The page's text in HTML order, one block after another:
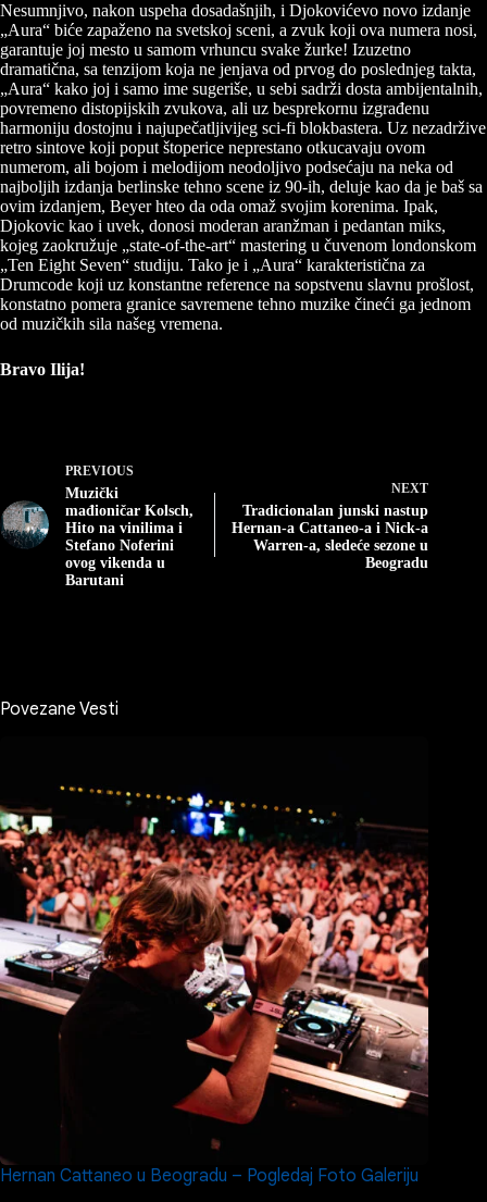
Nesumnjivo, nakon uspeha dosadašnjih, i Djokovićevo novo izdanje
„Aura“ biće zapaženo na svetskoj sceni, a zvuk koji ova numera nosi,
garantuje joj mesto u samom vrhuncu svake žurke! Izuzetno
dramatična, sa tenzijom koja ne jenjava od prvog do poslednjeg takta,
„Aura“ kako joj i samo ime sugeriše, u sebi sadrži dosta ambijentalnih,
povremeno distopijskih zvukova, ali uz besprekornu izgrađenu
harmoniju dostojnu i najupečatljivijeg sci-fi blokbastera. Uz nezadržive
retro sintove koji poput štoperice neprestano otkucavaju ovom
numerom, ali bojom i melodijom neodoljivo podsećaju na neka od
najboljih izdanja berlinske tehno scene iz 90-ih, deluje kao da je baš sa
ovim izdanjem, Beyer hteo da oda omaž svojim korenima. Ipak,
Djokovic kao i uvek, donosi moderan aranžman i pedantan miks,
kojeg zaokružuje „state-of-the-art“ mastering u čuvenom londonskom
„Ten Eight Seven“ studiju. Tako je i „Aura“ karakteristična za
Drumcode koji uz konstantne reference na sopstvenu slavnu prošlost,
konstatno pomera granice savremene tehno muzike čineći ga jednom
od muzičkih sila našeg vremena.
Bravo Ilija!
PREVIOUS
Muzički
mađioničar Kolsch,
Hito na vinilima i
Stefano Noferini
ovog vikenda u
Barutani
NEXT
Tradicionalan junski nastup
Hernan-a Cattaneo-a i Nick-a
Warren-a, sledeće sezone u
Beogradu
Povezane Vesti
Hernan Cattaneo u Beogradu – Pogledaj Foto Galeriju